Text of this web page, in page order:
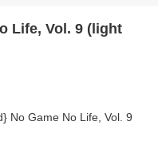
Life, Vol. 9 (light